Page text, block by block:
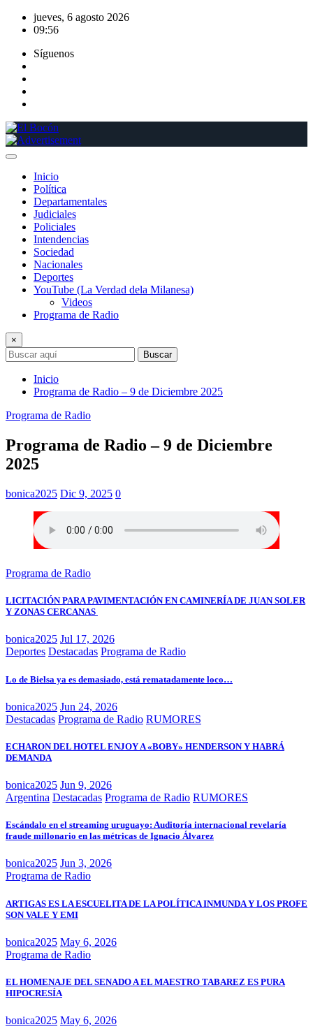
Saltar
jueves, 6 agosto 2026
09:56
Síguenos
Inicio
Política
Departamentales
Judiciales
Policiales
Intendencias
Sociedad
Nacionales
Deportes
YouTube (La Verdad dela Milanesa)
Videos
Programa de Radio
×
Buscar
Inicio
Programa de Radio – 9 de Diciembre 2025
Programa de Radio
Programa de Radio – 9 de Diciembre
2025
bonica2025 Dic 9, 2025 0
Programa de Radio
LICITACIÓN PARA PAVIMENTACIÓN EN CAMINERÍA DE JUAN SOLER
Y ZONAS CERCANAS
bonica2025 Jul 17, 2026
Deportes Destacadas Programa de Radio
Lo de Bielsa ya es demasiado, está rematadamente loco…
bonica2025 Jun 24, 2026
Destacadas Programa de Radio RUMORES
ECHARON DEL HOTEL ENJOY A «BOBY» HENDERSON Y HABRÁ
DEMANDA
bonica2025 Jun 9, 2026
Argentina Destacadas Programa de Radio RUMORES
Escándalo en el streaming uruguayo: Auditoría internacional revelaría
fraude millonario en las métricas de Ignacio Álvarez
bonica2025 Jun 3, 2026
Programa de Radio
ARTIGAS ES LA ESCUELITA DE LA POLÍTICA INMUNDA Y LOS PROFE
SON VALE Y EMI
bonica2025 May 6, 2026
Programa de Radio
EL HOMENAJE DEL SENADO A EL MAESTRO TABAREZ ES PURA
HIPOCRESÍA
bonica2025 May 6, 2026